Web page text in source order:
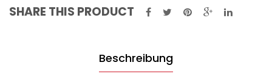
SHARE THIS PRODUCT
Beschreibung